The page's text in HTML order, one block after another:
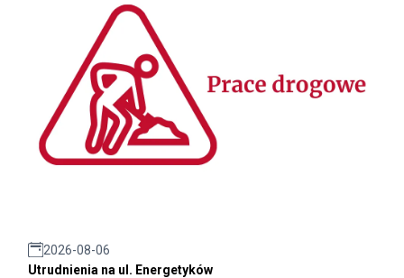
2026-08-06
Utrudnienia na ul. Energetyków